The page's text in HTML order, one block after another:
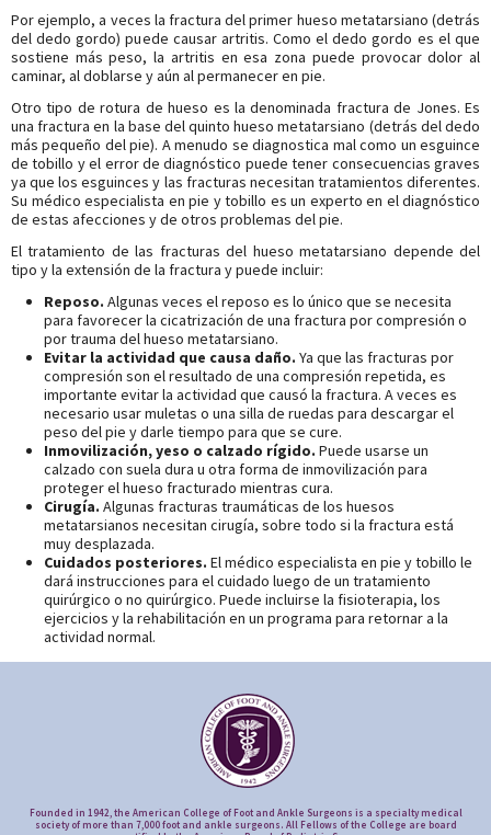
Por ejemplo, a veces la fractura del primer hueso metatarsiano (detrás
del dedo gordo) puede causar artritis. Como el dedo gordo es el que
sostiene más peso, la artritis en esa zona puede provocar dolor al
caminar, al doblarse y aún al permanecer en pie.
Otro tipo de rotura de hueso es la denominada fractura de Jones. Es
una fractura en la base del quinto hueso metatarsiano (detrás del dedo
más pequeño del pie). A menudo se diagnostica mal como un esguince
de tobillo y el error de diagnóstico puede tener consecuencias graves
ya que los esguinces y las fracturas necesitan tratamientos diferentes.
Su médico especialista en pie y tobillo es un experto en el diagnóstico
de estas afecciones y de otros problemas del pie.
El tratamiento de las fracturas del hueso metatarsiano depende del
tipo y la extensión de la fractura y puede incluir:
Reposo. Algunas veces el reposo es lo único que se necesita
para favorecer la cicatrización de una fractura por compresión o
por trauma del hueso metatarsiano.
Evitar la actividad que causa daño. Ya que las fracturas por
compresión son el resultado de una compresión repetida, es
importante evitar la actividad que causó la fractura. A veces es
necesario usar muletas o una silla de ruedas para descargar el
peso del pie y darle tiempo para que se cure.
Inmovilización, yeso o calzado rígido. Puede usarse un
calzado con suela dura u otra forma de inmovilización para
proteger el hueso fracturado mientras cura.
Cirugía. Algunas fracturas traumáticas de los huesos
metatarsianos necesitan cirugía, sobre todo si la fractura está
muy desplazada.
Cuidados posteriores. El médico especialista en pie y tobillo le
dará instrucciones para el cuidado luego de un tratamiento
quirúrgico o no quirúrgico. Puede incluirse la fisioterapia, los
ejercicios y la rehabilitación en un programa para retornar a la
actividad normal.
Founded in 1942, the American College of Foot and Ankle Surgeons is a specialty medical
society of more than 7,000 foot and ankle surgeons. All Fellows of the College are board